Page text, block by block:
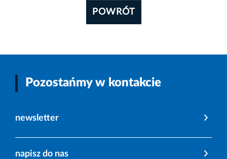
POWRÓT
Pozostańmy w kontakcie
newsletter
napisz do nas